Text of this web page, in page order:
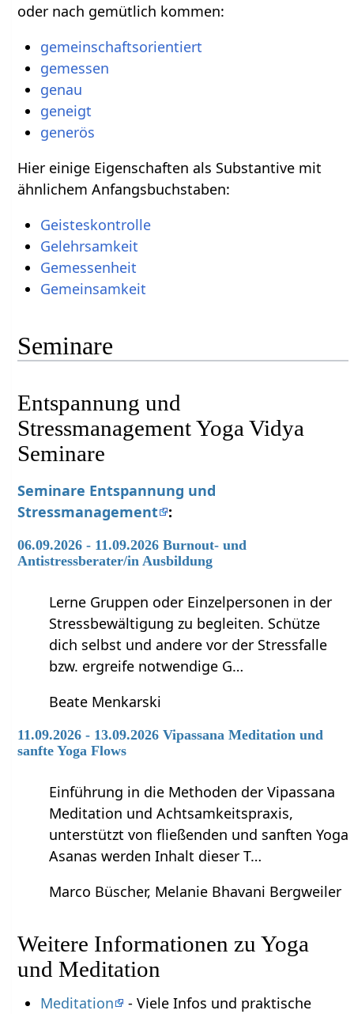
oder nach gemütlich kommen:
gemeinschaftsorientiert
gemessen
genau
geneigt
generös
Hier einige Eigenschaften als Substantive mit
ähnlichem Anfangsbuchstaben:
Geisteskontrolle
Gelehrsamkeit
Gemessenheit
Gemeinsamkeit
Seminare
Entspannung und
Stressmanagement Yoga Vidya
Seminare
Seminare Entspannung und
Stressmanagement :
06.09.2026 - 11.09.2026 Burnout- und
Antistressberater/in Ausbildung
Lerne Gruppen oder Einzelpersonen in der
Stressbewältigung zu begleiten. Schütze
dich selbst und andere vor der Stressfalle
bzw. ergreife notwendige G…
Beate Menkarski
11.09.2026 - 13.09.2026 Vipassana Meditation und
sanfte Yoga Flows
Einführung in die Methoden der Vipassana
Meditation und Achtsamkeitspraxis,
unterstützt von fließenden und sanften Yoga
Asanas werden Inhalt dieser T…
Marco Büscher, Melanie Bhavani Bergweiler
Weitere Informationen zu Yoga
und Meditation
Meditation - Viele Infos und praktische